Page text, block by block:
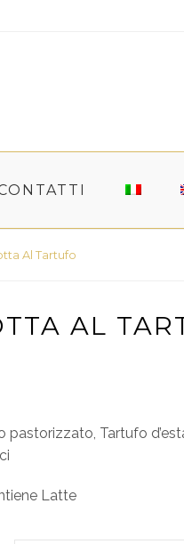
Al Tartufo
AL
pastorizzato, Tartufo
Latte